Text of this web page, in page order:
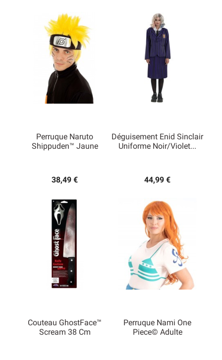
Perruque Naruto
Shippuden™ Jaune
38,49 €
Déguisement Enid Sinclair
Uniforme Noir/violet...
44,99 €
Couteau GhostFace™
Scream 38 Cm
Perruque Nami One
Piece© Adulte